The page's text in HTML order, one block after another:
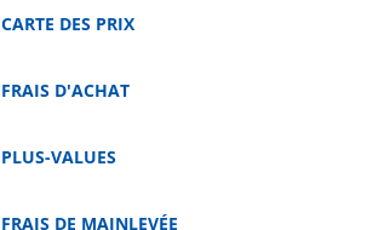
CARTE DES PRIX
FRAIS D'ACHAT
PLUS-VALUES
FRAIS DE MAINLEVÉE